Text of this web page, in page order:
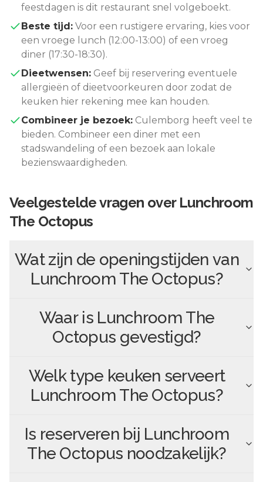
feestdagen is dit restaurant snel volgeboekt.
Beste tijd: Voor een rustigere ervaring, kies voor
een vroege lunch (12:00-13:00) of een vroeg
diner (17:30-18:30).
Dieetwensen: Geef bij reservering eventuele
allergieën of dieetvoorkeuren door zodat de
keuken hier rekening mee kan houden.
Combineer je bezoek: Culemborg heeft veel te
bieden. Combineer een diner met een
stadswandeling of een bezoek aan lokale
bezienswaardigheden.
Veelgestelde vragen over Lunchroom
The Octopus
Wat zijn de openingstijden van
Lunchroom The Octopus?
Waar is Lunchroom The
Octopus gevestigd?
Welk type keuken serveert
Lunchroom The Octopus?
Is reserveren bij Lunchroom
The Octopus noodzakelijk?